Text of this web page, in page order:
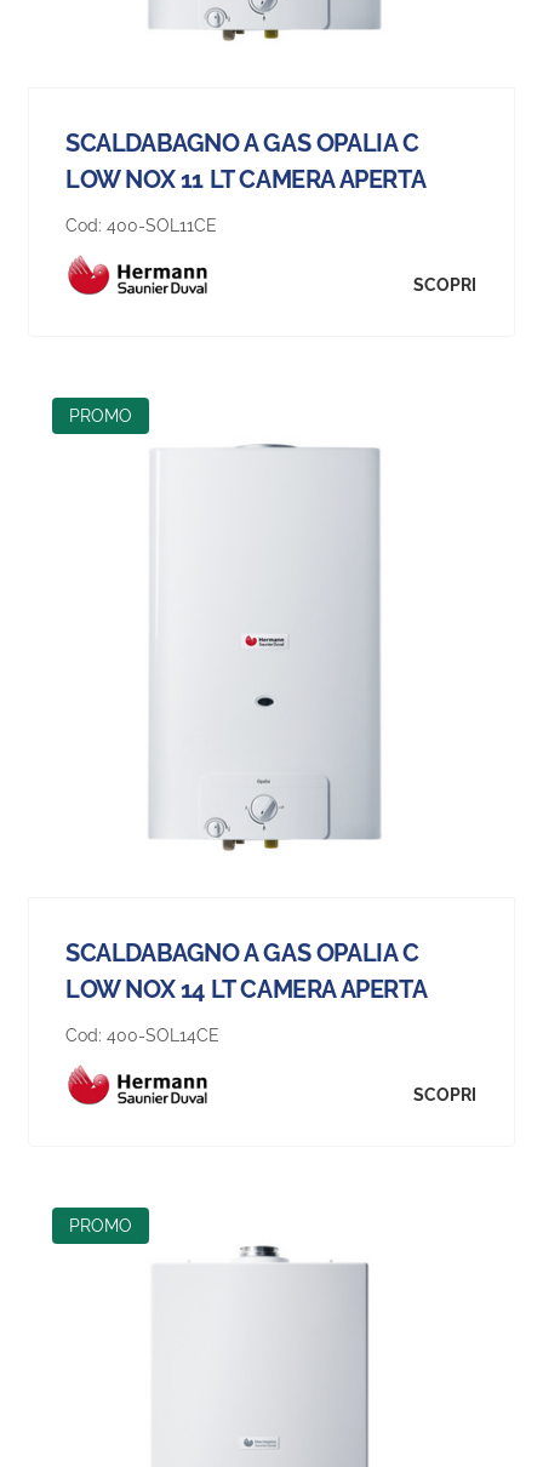
SCALDABAGNO A GAS OPALIA C
LOW NOX 11 LT CAMERA APERTA
Cod: 400-SOL11CE
SCOPRI
PROMO
SCALDABAGNO A GAS OPALIA C
LOW NOX 14 LT CAMERA APERTA
Cod: 400-SOL14CE
SCOPRI
PROMO